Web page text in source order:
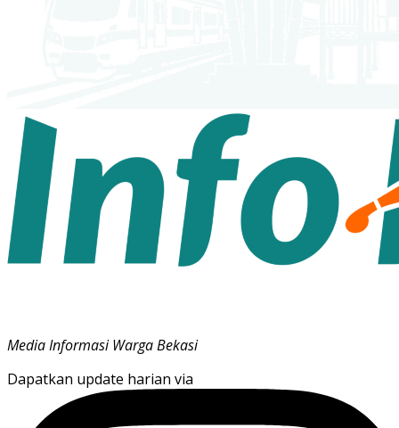
Media Informasi Warga Bekasi
Dapatkan update harian via